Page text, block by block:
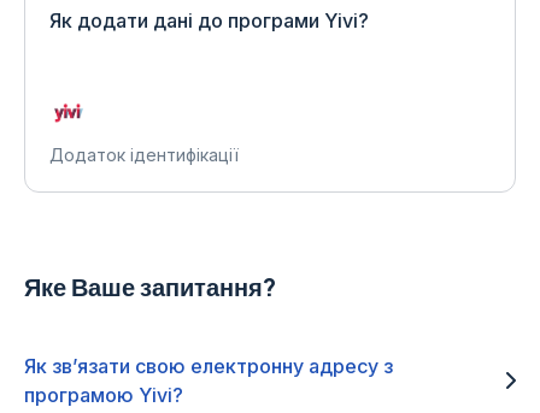
Як додати дані до програми Yivi?
Додаток ідентифікації
Яке Ваше запитання?
Як зв’язати свою електронну адресу з
програмою Yivi?